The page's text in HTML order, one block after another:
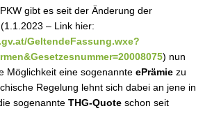
gibt es seit der Änderung der
– Link hier:
GeltendeFassung.wxe?
) nun
Möglichkeit eine sogenannte ePrämie zu
Regelung lehnt sich dabei an jene in
sogenannte THG-Quote schon seit